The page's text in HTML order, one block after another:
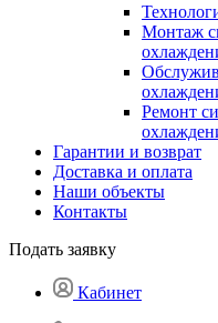
Монтаж
Ремонт
Гарантии и возврат
Доставка и оплата
Наши объекты
Контакты
Подать заявку
Кабинет